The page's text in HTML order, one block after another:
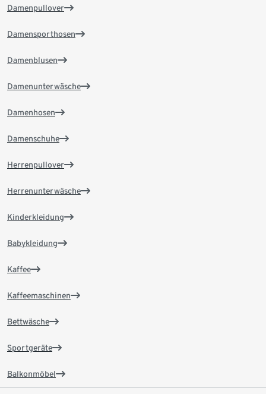
Damenpullover
Damensporthosen
Damenblusen
Damenunterwäsche
Damenhosen
Damenschuhe
Herrenpullover
Herrenunterwäsche
Kinderkleidung
Babykleidung
Kaffee
Kaffeemaschinen
Bettwäsche
Sportgeräte
Balkonmöbel